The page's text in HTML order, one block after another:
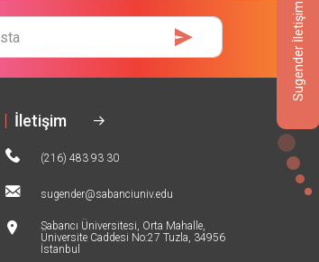
Sugender İletişim
İletişim
(216) 483 93 30
sugender@sabanciuniv.edu
Sabancı Üniversitesi, Orta Mahalle,
Üniversite Caddesi No:27 Tuzla, 34956
İstanbul